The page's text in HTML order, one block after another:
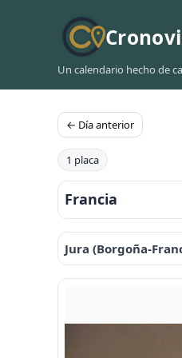
Un calendario hecho de
← Día anterior
1 placa
Francia
Jura (Borgoña-